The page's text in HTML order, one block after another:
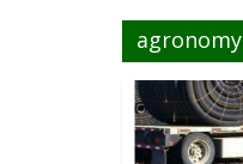
agronomy